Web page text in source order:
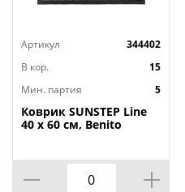
Артикул
344402
В кор.
15
Мин. партия
5
Коврик SUNSTEP Line
40 х 60 см, Benito